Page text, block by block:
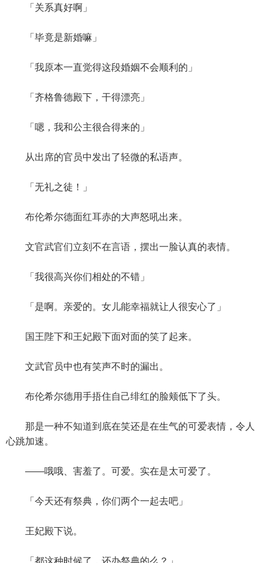
「关系真好啊」
「毕竟是新婚嘛」
「我原本一直觉得这段婚姻不会顺利的」
「齐格鲁德殿下，干得漂亮」
「嗯，我和公主很合得来的」
从出席的官员中发出了轻微的私语声。
「无礼之徒！」
布伦希尔德面红耳赤的大声怒吼出来。
文官武官们立刻不在言语，摆出一脸认真的表情。
「我很高兴你们相处的不错」
「是啊。亲爱的。女儿能幸福就让人很安心了」
国王陛下和王妃殿下面对面的笑了起来。
文武官员中也有笑声不时的漏出。
布伦希尔德用手捂住自己绯红的脸颊低下了头。
那是一种不知道到底在笑还是在生气的可爱表情，令人
心跳加速。
——哦哦、害羞了。可爱。实在是太可爱了。
「今天还有祭典，你们两个一起去吧」
王妃殿下说。
「都这种时候了，还办祭典的么？」